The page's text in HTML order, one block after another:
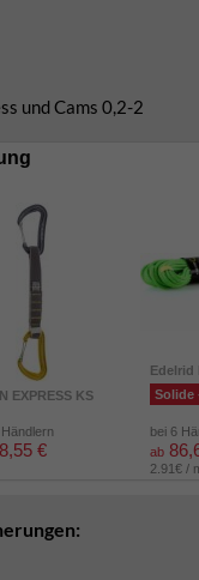
und Cams 0,2-2
EXPRESS KS
€
Edelrid
Solide
bei 6
ab
2.91€ /